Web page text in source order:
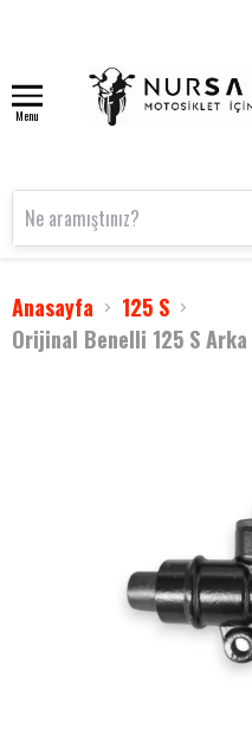
Menu
Anasayfa
125 S
Orijinal Benelli 125 S Arka